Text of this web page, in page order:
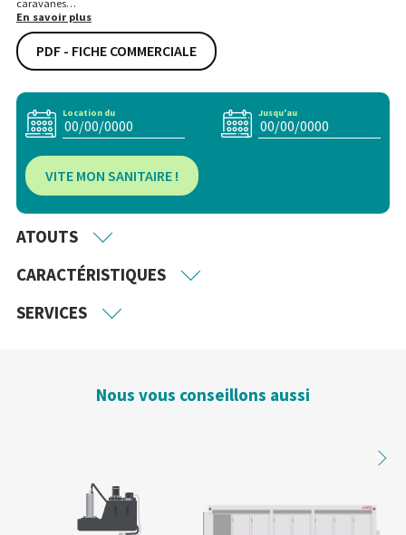
caravanes…
En savoir plus
PDF - FICHE COMMERCIALE
Location du Jusqu'au
VITE MON SANITAIRE !
ATOUTS
CARACTÉRISTIQUES
SERVICES
Nous vous conseillons aussi